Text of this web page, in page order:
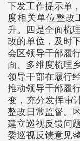
下发工作提示单
度相关单位整改
升。四是全面梳
改的单位，及时
会区领导干部履
面、多维度梳理
领导干部在履行
推动领导干部履
变，充分发挥审
整改日常监督。
建立巡视反馈问
委巡视反馈意见